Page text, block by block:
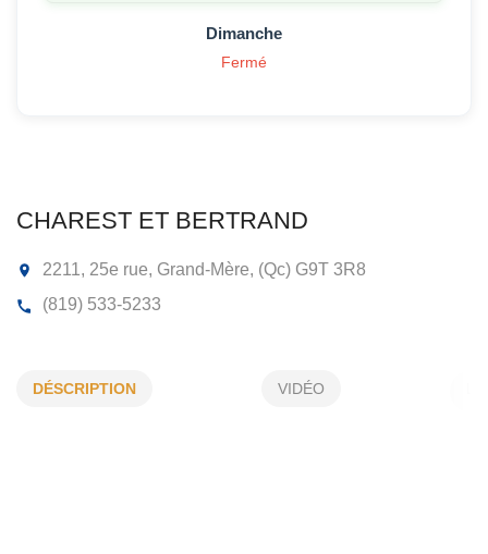
CHAREST ET BERTRAND
DÉSCRIPTION VIDÉO
Dimanche
Fermé